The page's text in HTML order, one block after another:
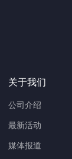
关于我们
公司介绍
最新活动
媒体报道